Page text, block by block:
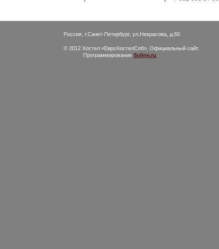
Россия, г.Санкт-Петербург, ул.Некрасова, д.60
© 2012 Хостел «ЕвроХостелСпб», Официальный сайт.
Программирование Soline.ru